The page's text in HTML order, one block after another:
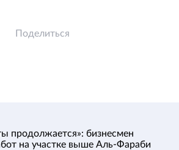
Поделиться
продолжается»: бизнесмен
на участке выше Аль-Фараби